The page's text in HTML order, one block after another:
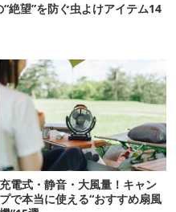
絶望”を防ぐ虫よけアイテム14
充電式・静音・大風量！キャン
プで本当に使える“おすすめ扇風